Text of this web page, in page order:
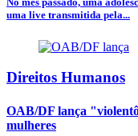
uma live transmitida pela...
Direitos Humanos
OAB/DF lança
mulheres